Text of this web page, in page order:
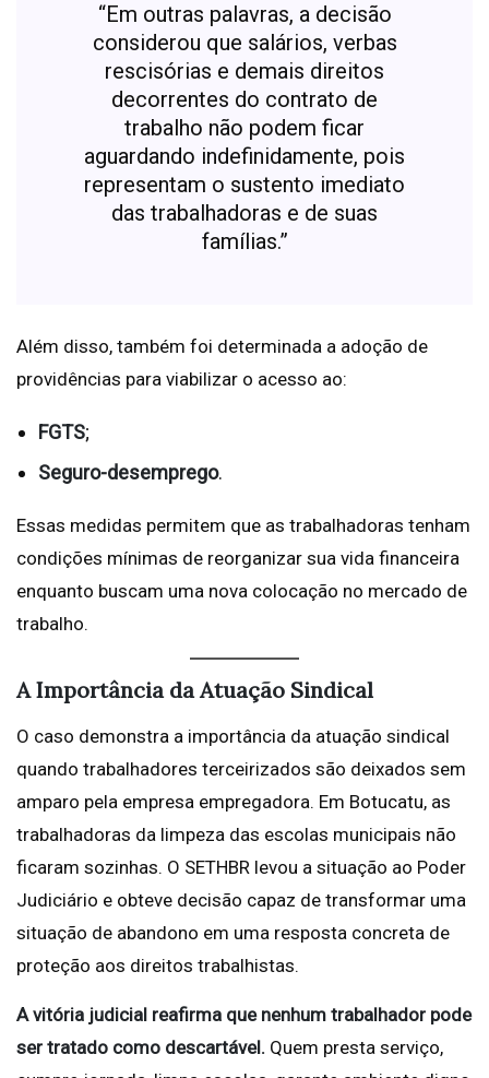
“Em outras palavras, a decisão
considerou que salários, verbas
rescisórias e demais direitos
decorrentes do contrato de
trabalho não podem ficar
aguardando indefinidamente, pois
representam o sustento imediato
das trabalhadoras e de suas
famílias.”
Além disso, também foi determinada a adoção de
providências para viabilizar o acesso ao:
FGTS;
Seguro-desemprego.
Essas medidas permitem que as trabalhadoras tenham
condições mínimas de reorganizar sua vida financeira
enquanto buscam uma nova colocação no mercado de
trabalho.
A Importância da Atuação Sindical
O caso demonstra a importância da atuação sindical
quando trabalhadores terceirizados são deixados sem
amparo pela empresa empregadora. Em Botucatu, as
trabalhadoras da limpeza das escolas municipais não
ficaram sozinhas. O SETHBR levou a situação ao Poder
Judiciário e obteve decisão capaz de transformar uma
situação de abandono em uma resposta concreta de
proteção aos direitos trabalhistas.
A vitória judicial reafirma que nenhum trabalhador pode
ser tratado como descartável. Quem presta serviço,